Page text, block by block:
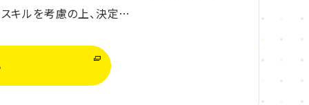
キルを考慮の上、決定…